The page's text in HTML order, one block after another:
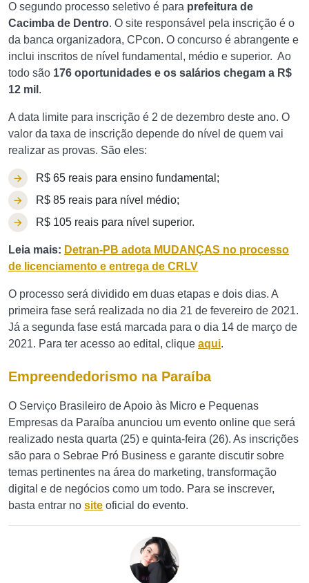
O segundo processo seletivo é para prefeitura de
Cacimba de Dentro. O site responsável pela inscrição é o
da banca organizadora, CPcon. O concurso é abrangente e
inclui inscritos de nível fundamental, médio e superior. Ao
todo são 176 oportunidades e os salários chegam a R$
12 mil .
A data limite para inscrição é 2 de dezembro deste ano. O
valor da taxa de inscrição depende do nível de quem vai
realizar as provas. São eles:
R$ 65 reais para ensino fundamental;
R$ 85 reais para nível médio;
R$ 105 reais para nível superior.
Leia mais: Detran-PB adota MUDANÇAS no processo
de licenciamento e entrega de CRLV
O processo será dividido em duas etapas e dois dias. A
primeira fase será realizada no dia 21 de fevereiro de 2021.
Já a segunda fase está marcada para o dia 14 de março de
2021. Para ter acesso ao edital, clique aqui.
Empreendedorismo na Paraíba
O Serviço Brasileiro de Apoio às Micro e Pequenas
Empresas da Paraíba anunciou um evento online que será
realizado nesta quarta (25) e quinta-feira (26). As inscrições
são para o Sebrae Pró Business e garante discutir sobre
temas pertinentes na área do marketing, transformação
digital e de negócios como um todo. Para se inscrever,
basta entrar no site oficial do evento.